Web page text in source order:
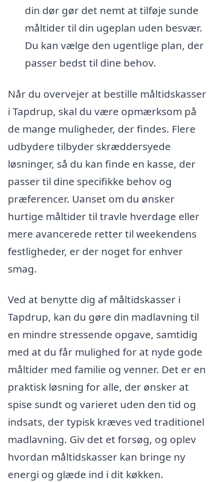
din dør gør det nemt at tilføje sunde
måltider til din ugeplan uden besvær.
Du kan vælge den ugentlige plan, der
passer bedst til dine behov.
Når du overvejer at bestille måltidskasser
i Tapdrup, skal du være opmærksom på
de mange muligheder, der findes. Flere
udbydere tilbyder skræddersyede
løsninger, så du kan finde en kasse, der
passer til dine specifikke behov og
præferencer. Uanset om du ønsker
hurtige måltider til travle hverdage eller
mere avancerede retter til weekendens
festligheder, er der noget for enhver
smag.
Ved at benytte dig af måltidskasser i
Tapdrup, kan du gøre din madlavning til
en mindre stressende opgave, samtidig
med at du får mulighed for at nyde gode
måltider med familie og venner. Det er en
praktisk løsning for alle, der ønsker at
spise sundt og varieret uden den tid og
indsats, der typisk kræves ved traditionel
madlavning. Giv det et forsøg, og oplev
hvordan måltidskasser kan bringe ny
energi og glæde ind i dit køkken.